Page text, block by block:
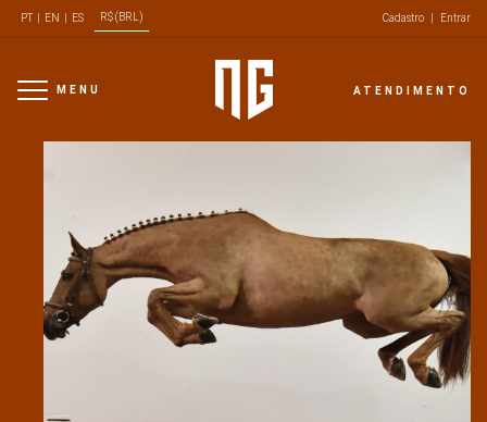
PT| EN ES R$ (BRL) Cadastro Entrar
ATENDIMENTO
MENU